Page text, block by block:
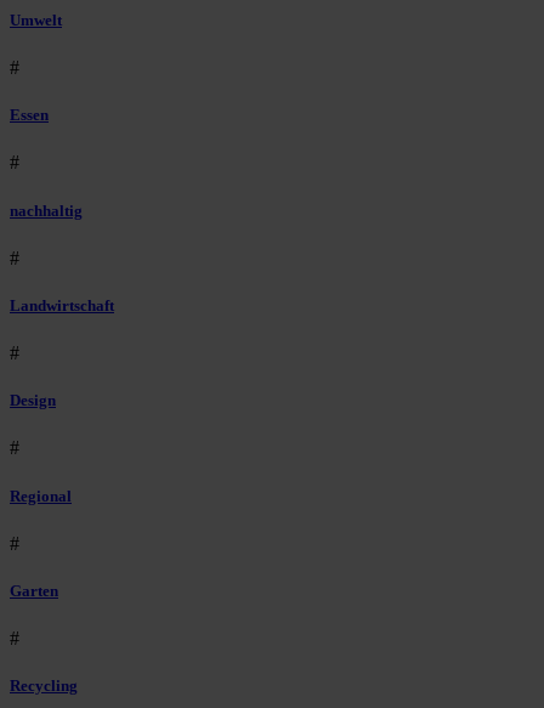
Umwelt
#
Essen
#
nachhaltig
#
Landwirtschaft
#
Design
#
Regional
#
Garten
#
Recycling